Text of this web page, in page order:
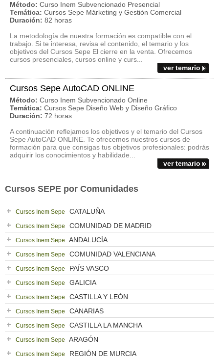
Método: Curso Inem Subvencionado Presencial
Temática: Cursos Sepe Márketing y Gestión Comercial
Duración: 82 horas
La metodología de nuestra formación es compatible con el
trabajo. Si te interesa, revisa el contenido, el temario y los
objetivos del Cursos Sepe El cierre en la venta. Ofrecemos
cursos presenciales, cursos online y curs...
ver temario
Cursos Sepe AutoCAD ONLINE
Método: Curso Inem Subvencionado Online
Temática: Cursos Sepe Diseño Web y Diseño Gráfico
Duración: 72 horas
A continuación reflejamos los objetivos y el temario del Cursos
Sepe AutoCAD ONLINE. Te ofrecemos nuestros cursos de
formación para que consigas tus objetivos profesionales: podrás
adquirir los conocimientos y habilidade...
ver temario
Cursos SEPE por Comunidades
Cursos Inem Sepe CATALUÑA
Cursos Inem Sepe COMUNIDAD DE MADRID
Cursos Inem Sepe ANDALUCÍA
Cursos Inem Sepe COMUNIDAD VALENCIANA
Cursos Inem Sepe PAÍS VASCO
Cursos Inem Sepe GALICIA
Cursos Inem Sepe CASTILLA Y LEÓN
Cursos Inem Sepe CANARIAS
Cursos Inem Sepe CASTILLA LA MANCHA
Cursos Inem Sepe ARAGÓN
Cursos Inem Sepe REGIÓN DE MURCIA